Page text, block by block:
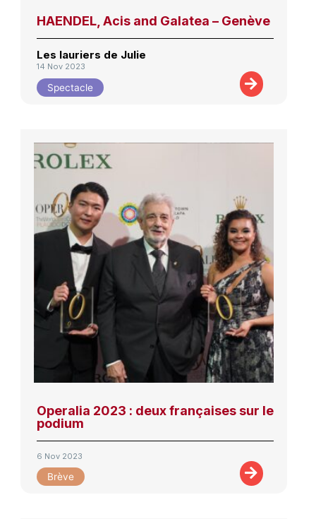
HAENDEL, Acis and Galatea – Genève
Les lauriers de Julie
14 Nov 2023
Spectacle
Operalia 2023 : deux françaises sur le
podium
6 Nov 2023
Brève